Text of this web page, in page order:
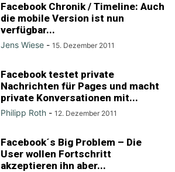
Facebook Chronik / Timeline: Auch
die mobile Version ist nun
verfügbar...
Jens Wiese - 15. Dezember 2011
Facebook testet private
Nachrichten für Pages und macht
private Konversationen mit...
Philipp Roth - 12. Dezember 2011
Facebook´s Big Problem – Die
User wollen Fortschritt
akzeptieren ihn aber...